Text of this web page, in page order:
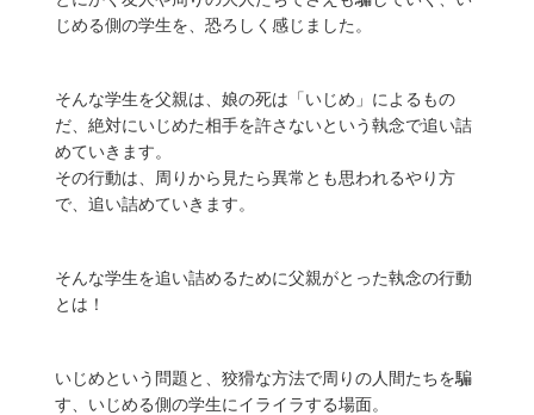
じめる側の学生を、恐ろしく感じました。
そんな学生を父親は、娘の死は「いじめ」によるもの
だ、絶対にいじめた相手を許さないという執念で追い詰
めていきます。
その行動は、周りから見たら異常とも思われるやり方
で、追い詰めていきます。
そんな学生を追い詰めるために父親がとった執念の行動
とは！
いじめという問題と、狡猾な方法で周りの人間たちを騙
す、いじめる側の学生にイライラする場面。